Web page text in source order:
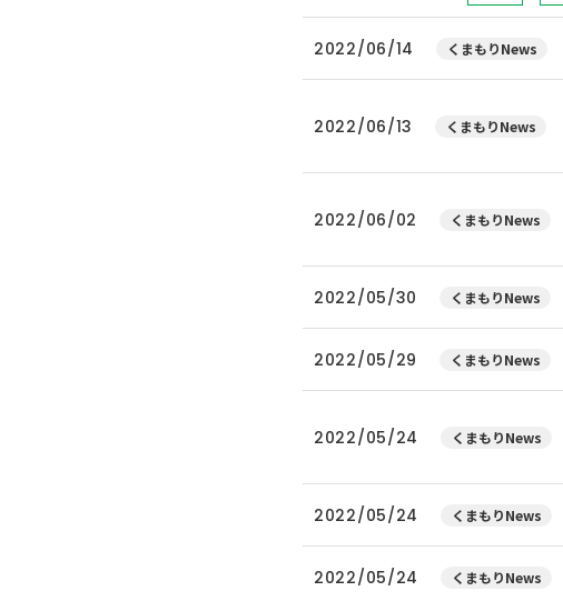
2022/06/14 くまもりNews
2022/06/13 くまもりNews
2022/06/02 くまもりNews
2022/05/30 くまもりNews
2022/05/29 くまもりNews
2022/05/24 くまもりNews
2022/05/24 くまもりNews
2022/05/24 くまもりNews